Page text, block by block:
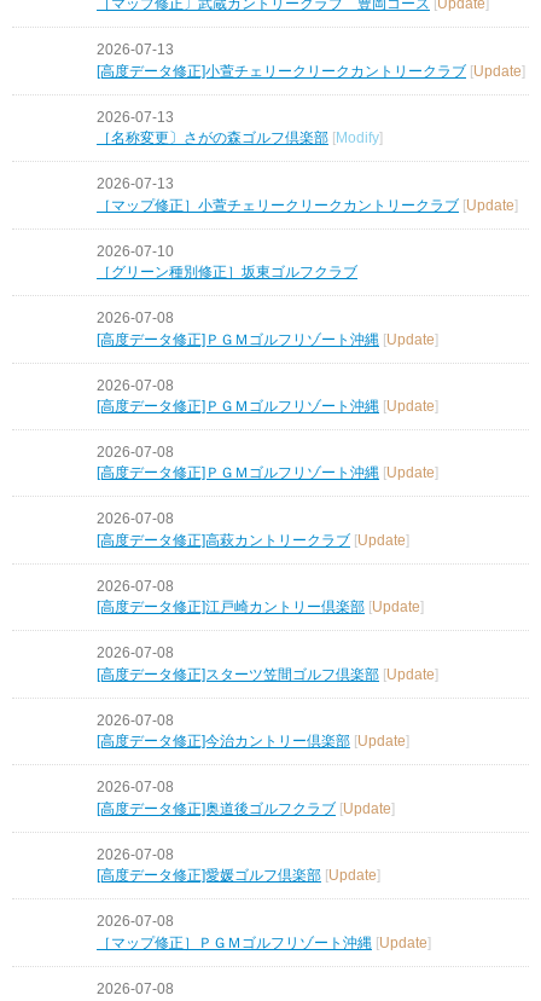
［マップ修正〕武蔵カントリークラブ 豊岡コース Update
2026-07-13
[高度データ修正]小萱チェリークリークカントリークラブ [Update]
2026-07-13
［名称変更〕さがの森ゴルフ倶楽部
Modify
2026-07-13
［マップ修正］小萱チェリークリークカントリークラブ [Update]
2026-07-10
［グリーン種別修正］坂東ゴルフクラブ
2026-07-08
[高度データ修正]ＰＧＭゴルフリゾート沖縄 [Update]
2026-07-08
[高度データ修正]ＰＧＭゴルフリゾート沖縄 [Update]
2026-07-08
[高度データ修正]ＰＧＭゴルフリゾート沖縄 Update
2026-07-08
[高度データ修正]高萩カントリークラブ [Update]
2026-07-08
[高度データ修正]江戸崎カントリー倶楽部 Update
2026-07-08
[高度データ修正]スターツ笠間ゴルフ倶楽部 [Update]
2026-07-08
[高度データ修正]今治カントリー倶楽部 Update
2026-07-08
[高度データ修正]奥道後ゴルフクラブ [Update]
2026-07-08
[高度データ修正]愛媛ゴルフ倶楽部 Update
2026-07-08
［マップ修正］ＰＧＭゴルフリゾート沖縄 [Update]
2026-07-08